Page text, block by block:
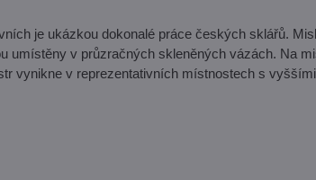
je ukázkou dokonalé práce českých sklářů.
umístěny v průzračných skleněných vázách. Na
vynikne v reprezentativních místnostech s